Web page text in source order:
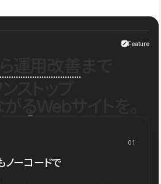
Feature
01
ノーコードで